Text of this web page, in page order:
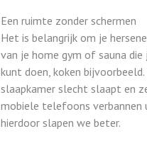
Een ruimte zonder schermen
Het is belangrijk om je
van je home gym of sauna
kunt doen, koken
slaapkamer slecht slaapt en
mobiele telefoons verbannen
hierdoor slapen we beter.